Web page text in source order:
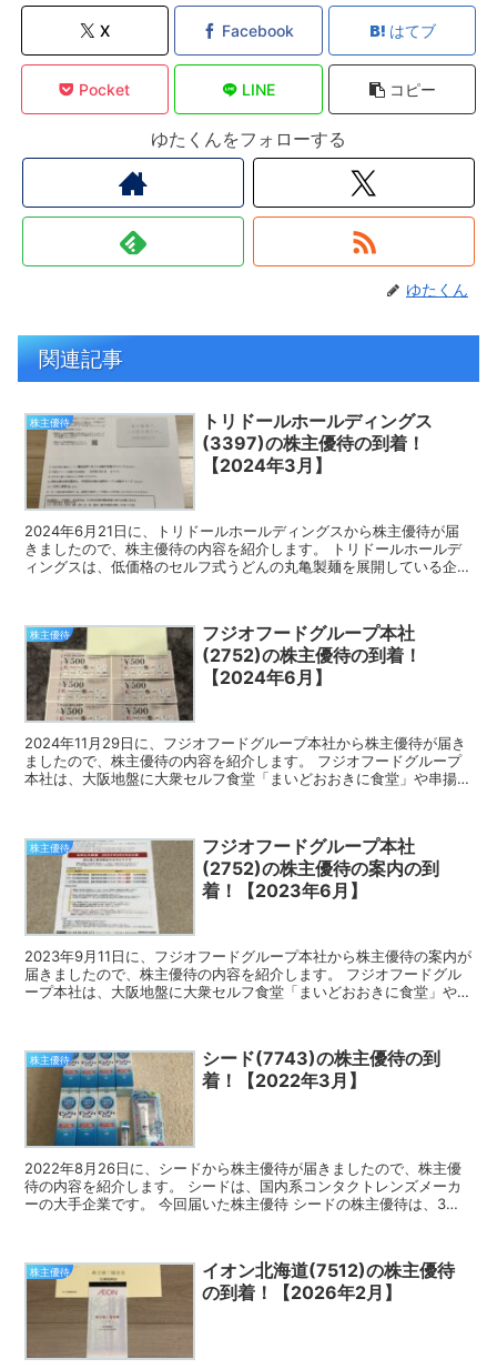
X Facebook はてブ
Pocket LINE コピー
ゆたくんをフォローする
ゆたくん
関連記事
株主優待
トリドールホールディングス
(3397)の株主優待の到着！
【2024年3月】
2024年6月21日に、トリドールホールディングスから株主優待が届
きましたので、株主優待の内容を紹介します。 トリドールホールデ
ィングスは、低価格のセルフ式うどんの丸亀製麺を展開している企業
株主優待
フジオフードグループ本社
(2752)の株主優待の到着！
【2024年6月】
2024年11月29日に、フジオフードグループ本社から株主優待が届き
ましたので、株主優待の内容を紹介します。 フジオフードグループ
本社は、大阪地盤に大衆セルフ食堂「まいどおおきに食堂」や串揚げ
株主優待
フジオフードグループ本社
(2752)の株主優待の案内の到
着！【2023年6月】
2023年9月11日に、フジオフードグループ本社から株主優待の案内が
届きましたので、株主優待の内容を紹介します。 フジオフードグル
ープ本社は、大阪地盤に大衆セルフ食堂「まいどおおきに食堂」や串
株主優待
シード(7743)の株主優待の到
着！【2022年3月】
2022年8月26日に、シードから株主優待が届きましたので、株主優
待の内容を紹介します。 シードは、国内系コンタクトレンズメーカ
ーの大手企業です。 今回届いた株主優待 シードの株主優待は、3つ
株主優待
イオン北海道(7512)の株主優待
の到着！【2026年2月】